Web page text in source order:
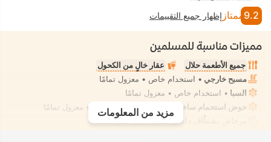
9.2 ممتاز إظهار جميع التقييمات
مميزات مناسبة للمسلمين
جميع الأطعمة حلال
عقار خالٍ من الكحول
مسبح خارجي • استخدام خاص • معزول تمامًا
السبا • استخدام خاص • معزول تمامًا
حوض استحمام ساخن/جاكوزي
• استخدام خاص • معزول تمامًا
مرحاض بشطّاف داخلي مدمج
• في جميع الفيلات
مزيد من المعلومات